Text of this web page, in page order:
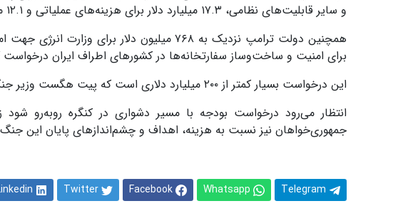
و سایر قابلیت‌های نظامی، ۱۷.۳ میلیارد دلار برای هزینه‌های عملیاتی و ۱۲.۱ میلیارد دلار برای برنامه‌های طبقه‌بندی‌شده.
برای امنیت و ساخت‌وساز سفارتخانه‌ها در کشورهای اطراف ایران
این درخواست بسیار کمتر از ۲۰۰ میلیارد دلاری است که پیت هگست وزیر جنگ آمریکا در ماه مارس پیشنهاد داد.
انتظار می‌رود درخواست بودجه با مسیر دشواری در کنگره روبه‌رو شود
جمهوری‌خواهان نیز نسبت به هزینه، اهداف و چشم‌اندازهای پایان این جنگ
Telegram
Whatsapp
Facebook
Twitter